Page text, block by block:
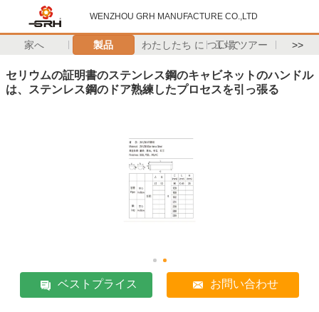
WENZHOU GRH MANUFACTURE CO.,LTD
家へ 製品 わたしたち に つい て工場 ツアー >>
セリウムの証明書のステンレス鋼のキャビネットのハンドル
は、ステンレス鋼のドア熟練したプロセスを引っ張る
ベストプライス お問い合わせ